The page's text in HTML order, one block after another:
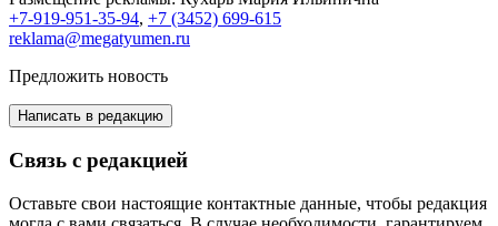
+7-919-951-35-94, +7 (3452) 699-615
reklama@megatyumen.ru
Предложить новость
Написать в редакцию
Связь с редакцией
Оставьте свои настоящие контактные данные, чтобы редакция